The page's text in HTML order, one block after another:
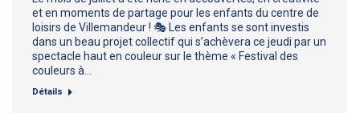
et en moments de partage pour les enfants du centre de
loisirs de Villemandeur ! 🎭 Les enfants se sont investis
dans un beau projet collectif qui s’achèvera ce jeudi par un
spectacle haut en couleur sur le thème « Festival des
couleurs à…
Détails